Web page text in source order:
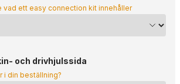
vad ett easy connection kit innehåller
och drivhjulssida
i din beställning?